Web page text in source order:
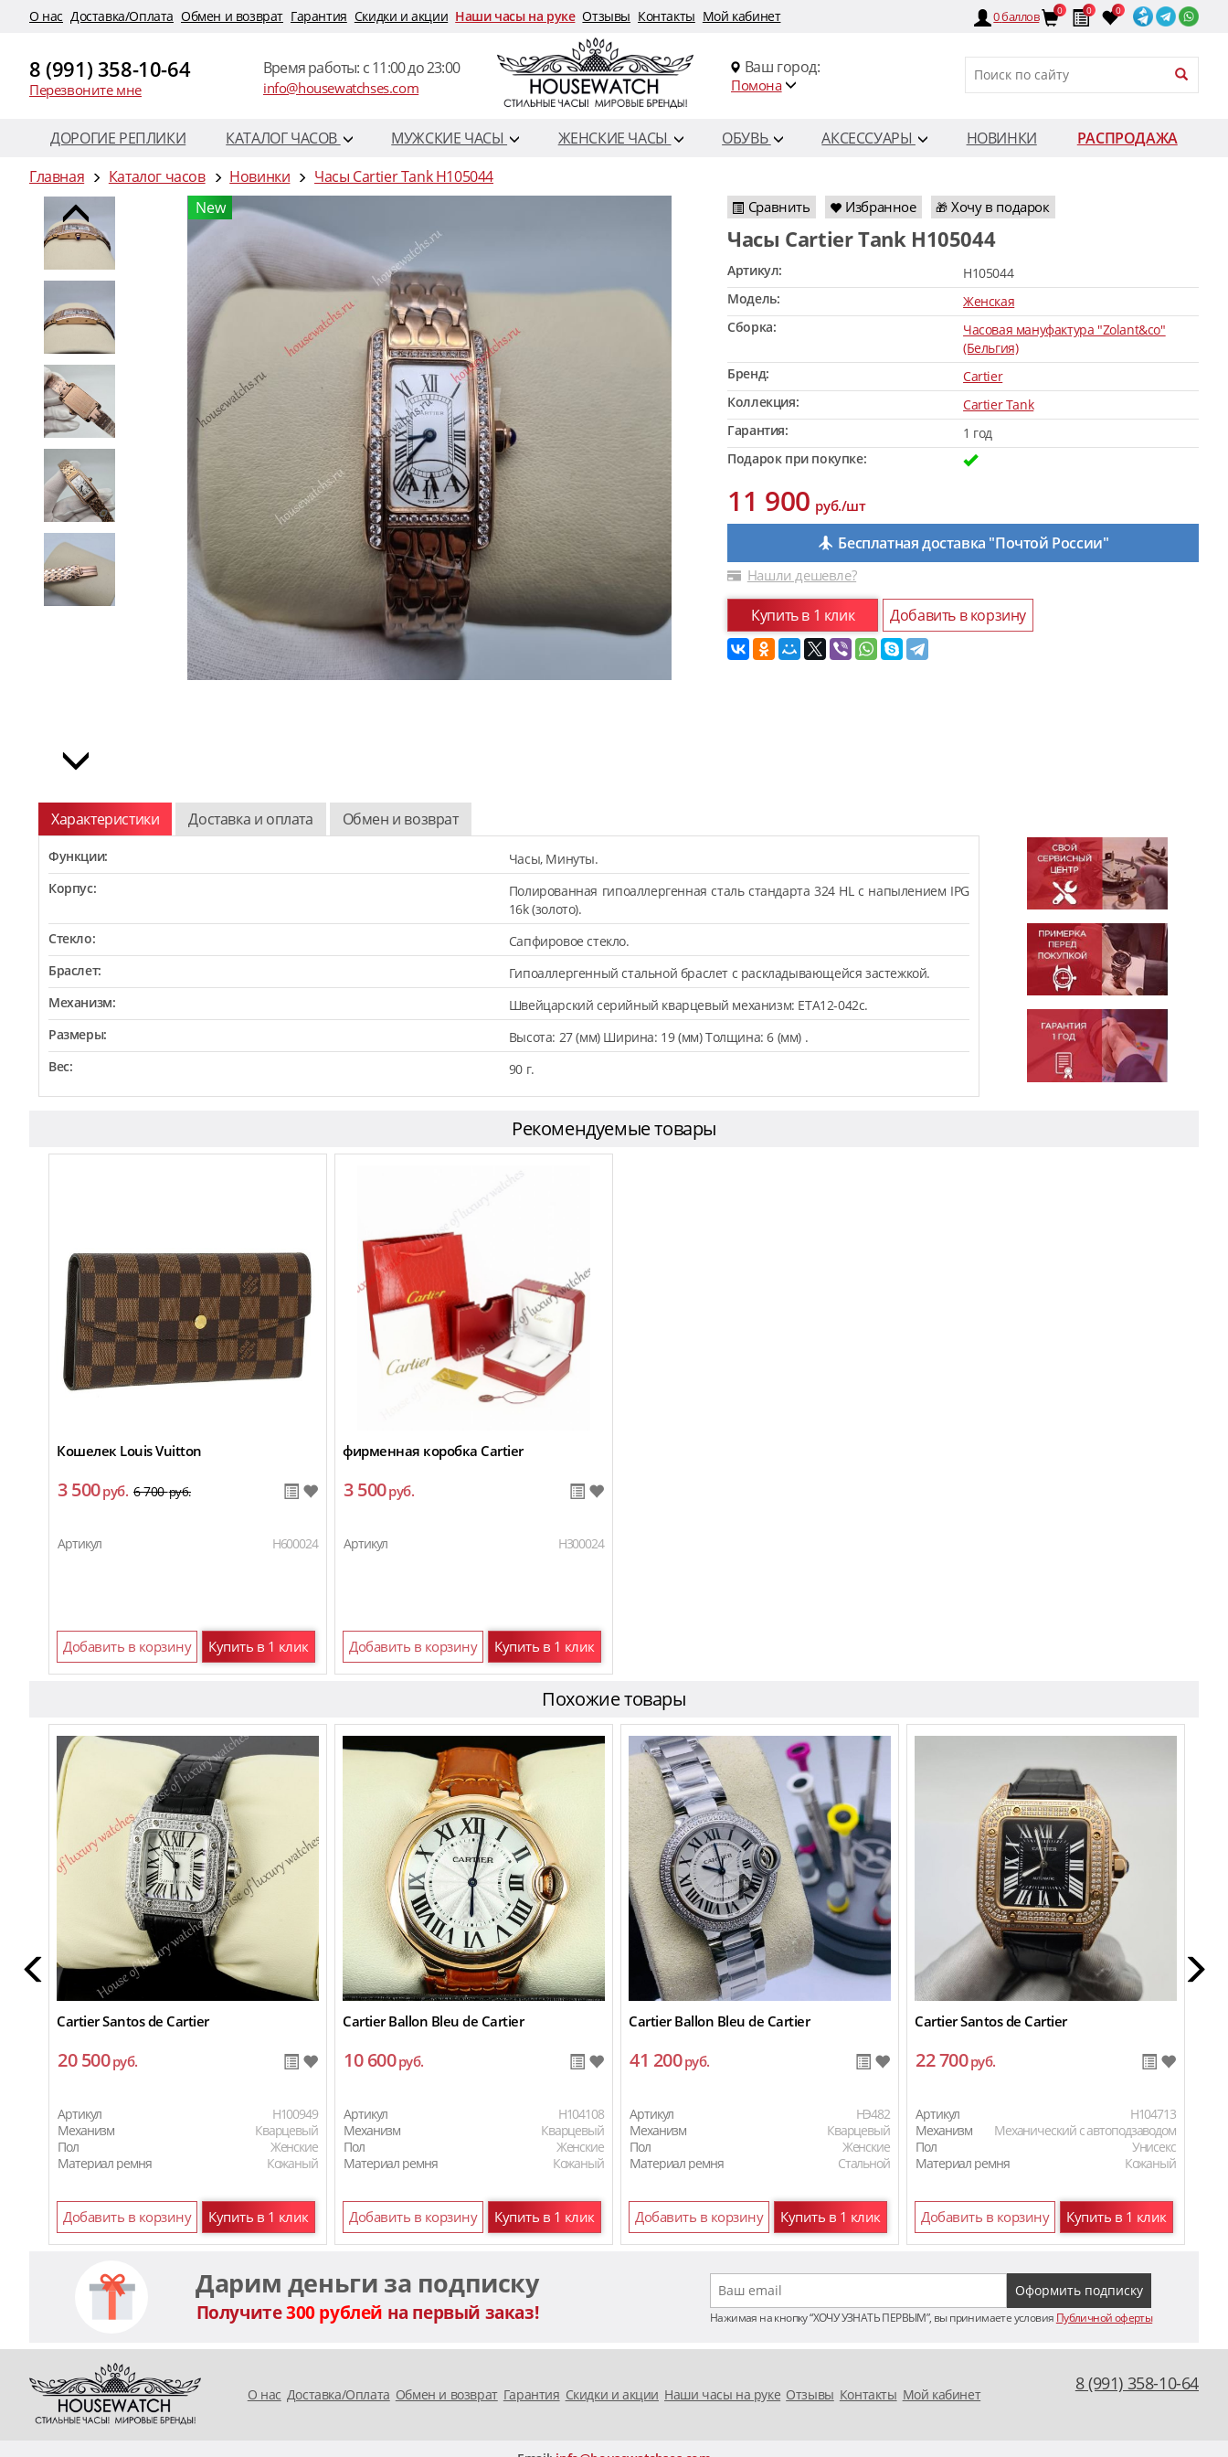
O нас Доставка/Оплата Обмен и возврат Гарантия Скидки и акции Наши часы на руке Отзывы Контакты Мой кабинет 0баллов 0 0 0
8 (991) 358-10-64
Перезвоните мне
Время работы: c 11:00 до 23:00
info@housewatchses.com
Ваш город:
Помона
ДОРОГИЕ РЕПЛИКИ КАТАЛОГ ЧАСОВ МУЖСКИЕ ЧАСЫ ЖЕНСКИЕ ЧАСЫ ОБУВЬ АКСЕССУАРЫ НОВИНКИ
РАСПРОДАЖА
Главная
Каталог часов Новинки
Часы Cartier Tank H105044
New
Сравнить Избранное 🎁 Хочу в подарок
Часы Cartier Tank H105044
Артикул:
H105044
Модель:
Женская
Сборка:
Часовая мануфактура "Zolant&co"
(Бельгия)
Бренд:
Cartier
Коллекция:
Cartier Tank
Гарантия:
1 год
Подарок при покупке:
11 900руб./шт
Бесплатная доставка "Почтой России"
Нашли дешевле?
Купить в 1 клик Добавить в корзину
Характеристики Доставка и оплата Обмен и возврат
Функции:
Часы, Минуты.
Корпус:
Полированная гипоаллергенная сталь стандарта 324 HL с напылением IPG
16k (золото).
Стекло:
Сапфировое стекло.
Браслет:
Гипоаллергенный стальной браслет с раскладывающейся застежкой.
Механизм:
Швейцарский серийный кварцевый механизм: ETA12-042c.
Размеры:
Высота: 27 (мм) Ширина: 19 (мм) Толщина: 6 (мм) .
Вес:
90 г.
Рекомендуемые товары
Кошелек Louis Vuitton
3 500руб. 6 700руб.
Артикул H600024
Добавить в корзину Купить в 1 клик
фирменная коробка Cartier
3 500руб.
Артикул H300024
Добавить в корзину Купить в 1 клик
Похожие товары
Cartier Santos de Cartier
20 500руб.
Артикул
H100949
Механизм
Кварцевый
Пол
Женские
Материал ремня
Кожаный
Добавить в корзину Купить в 1 клик
Cartier Ballon Bleu de Cartier
10 600руб.
Артикул
H104108
Механизм
Кварцевый
Пол
Женские
Материал ремня
Кожаный
Добавить в корзину Купить в 1 клик
Cartier Ballon Bleu de Cartier
41 200руб.
Артикул
HЭ482
Механизм
Кварцевый
Пол
Женские
Материал ремня
Стальной
Добавить в корзину Купить в 1 клик
Cartier Santos de Cartier
22 700руб.
Артикул
H104713
Механизм
Механический с автоподзаводом
Пол
Унисекс
Материал ремня
Кожаный
Добавить в корзину Купить в 1 клик
Дарим деньги за подписку
Получите300 рублей на первый заказ! Нажимая на кнопку “ХОЧУ УЗНАТЬ ПЕРВЫМ”, вы принимаете условия Публичной оферты
O нас Доставка/Оплата Обмен и возврат Гарантия Скидки и акции Наши часы на руке Отзывы Контакты Мой кабинет
8 (991) 358-10-64